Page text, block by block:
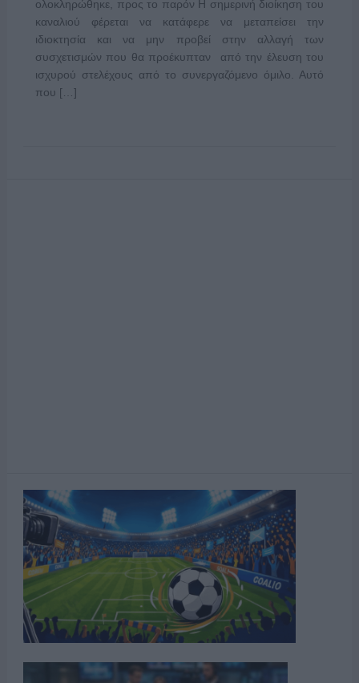
ολοκληρώθηκε, προς το παρόν Η σημερινή διοίκηση του
καναλιού φέρεται να κατάφερε να μεταπείσει την
ιδιοκτησία και να μην προβεί στην αλλαγή των
συσχετισμών που θα προέκυπταν από την έλευση του
ισχυρού στελέχους από το συνεργαζόμενο όμιλο. Αυτό
που […]